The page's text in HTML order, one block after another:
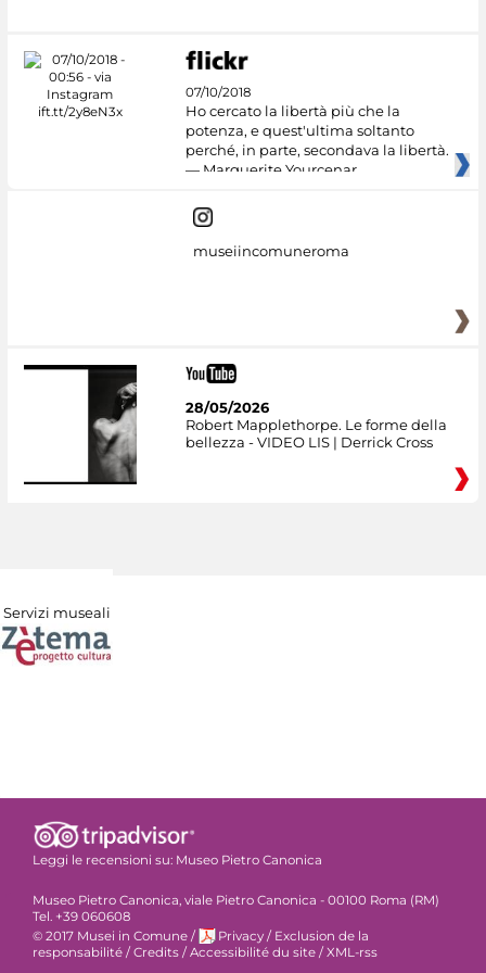
07/10/2018
Ho cercato la libertà più che la
potenza, e quest'ultima soltanto
perché, in parte, secondava la libertà.
— Marguerite Yourcenar
museiincomuneroma
28/05/2026
Robert Mapplethorpe. Le forme della
bellezza - VIDEO LIS | Derrick Cross
Servizi museali
Leggi le recensioni su: Museo Pietro Canonica
Museo Pietro Canonica, viale Pietro Canonica - 00100 Roma (RM)
Tel. +39 060608
© 2017 Musei in Comune / Privacy / Exclusion de la
responsabilité / Credits / Accessibilité du site / XML-rss